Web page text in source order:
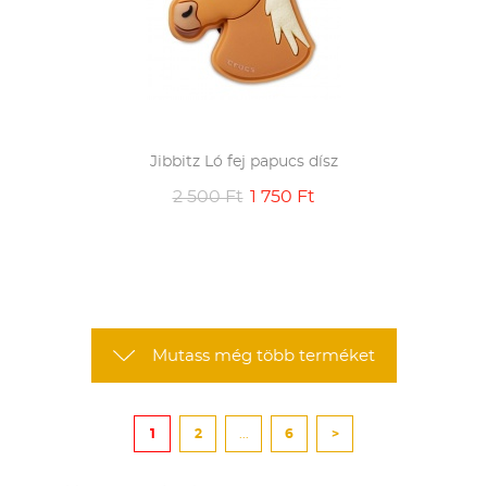
Jibbitz Ló fej papucs dísz
2 500 Ft 1 750 Ft
Mutass még több terméket
1 2 6 >